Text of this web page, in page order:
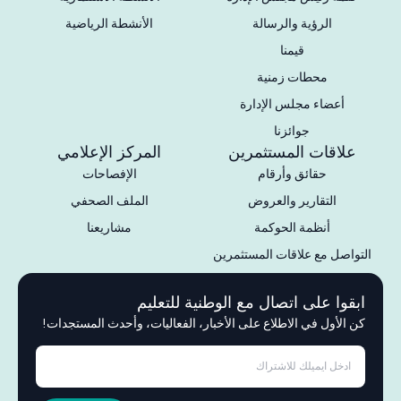
الرؤية والرسالة
قيمنا
محطات زمنية
أعضاء مجلس الإدارة
جوائزنا
الأنشطة الرياضية
علاقات المستثمرين
حقائق وأرقام
التقارير والعروض
أنظمة الحوكمة
التواصل مع علاقات المستثمرين
المركز الإعلامي
الإفصاحات
الملف الصحفي
مشاريعنا
ابقوا على اتصال مع الوطنية للتعليم
كن الأول في الاطلاع على الأخبار، الفعاليات، وأحدث المستجدات!